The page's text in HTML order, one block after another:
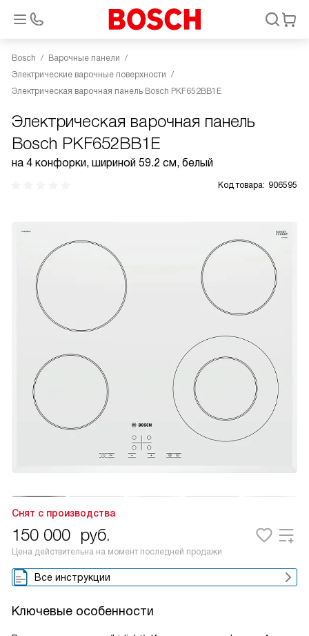
Bosch
Варочные панели
Электрические варочные поверхности
Электрическая варочная панель Bosch PKF652BB1E
Электрическая варочная панель
Bosch PKF652BB1E
на 4 конфорки, шириной 59.2 см, белый
Код товара: 906595
Снят с производства
150 000 руб.
Цена действительна на момент последней продажи
Все инструкции
Ключевые особенности